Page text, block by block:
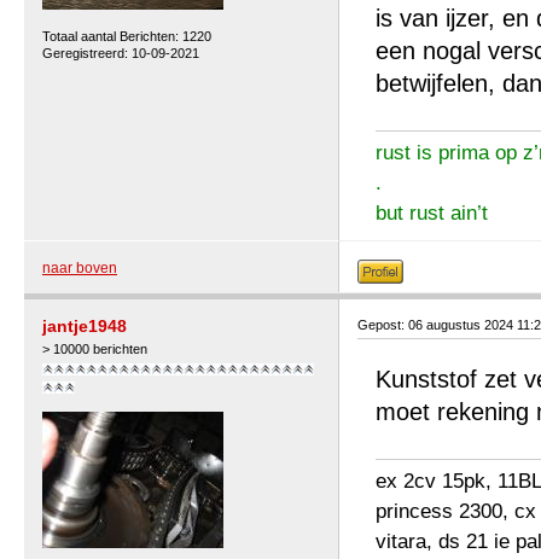
Totaal aantal Berichten: 1220
Geregistreerd: 10-09-2021
is van ijzer, en
een nogal
betwijfelen,
rust is prima op
.
but rust ain’t
naar boven
jantje1948
> 10000 berichten
Gepost: 06 augustus 2024
Kunststof zet
moet rekening
ex 2cv 15pk,
princess 2300,
vitara, ds 21 ie